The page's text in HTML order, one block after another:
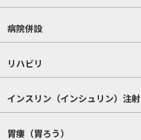
病院併設
リハビリ
インスリン（インシュリン）注射
胃瘻（胃ろう）